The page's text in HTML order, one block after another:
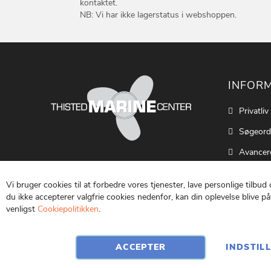
kontaktet.
NB: Vi har ikke lagerstatus i webshoppen.
Søgeord
Kontakt
Vi bruger cookies til at forbedre vores tjenester, lave personlige tilbud
du ikke accepterer valgfrie cookies nedenfor, kan din oplevelse blive
venligst Cookiepolitikken.
ACCEPTER